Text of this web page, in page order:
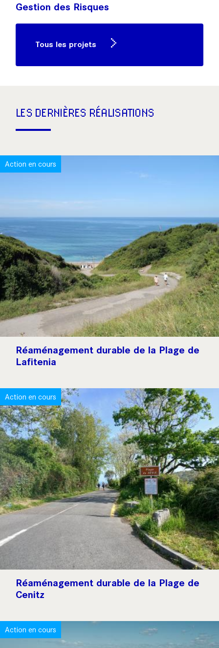
Gestion des Risques
Tous les projets
LES DERNIÈRES RÉALISATIONS
Action en cours
Réaménagement durable de la Plage de
Lafitenia
Action en cours
Réaménagement durable de la Plage de
Cenitz
Action en cours